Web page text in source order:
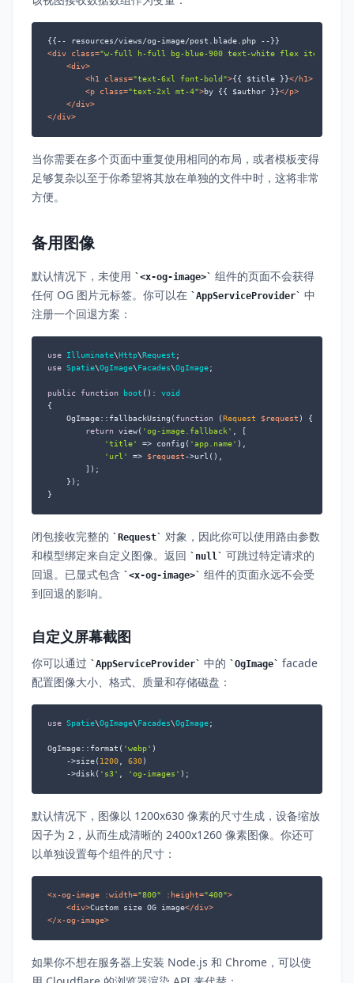
<div class="w-full h-full bg-blue-900 text-white flex items-
<div>
<h1 class="text-6xl font-bold">{{ $title }}</h1>
<p class="text-2xl mt-4">by {{ $author }}</p>
</div>
</div>
当你需要在多个页面中重复使用相同的布局，或者模板变得
足够复杂以至于你希望将其放在单独的文件中时，这将非常
方便。
备用图像
默认情况下，未使用 <x-og-image>
组件的页面不会获得
任何 OG 图片元标签。你可以在
AppServiceProvider
中
注册一个回退方案：
use Illuminate\Http\Request
use Spatie\OgImage\ Facades\OgImage;
public function boot ( ): void
{
    OgImage::fallbackUsing(
function ( Request $request )
{
return view( 'og-image.fallback' , [
'title'
=> config( 'app.name' ),
'url'
=> $request->url(),
        ]);
    });
}
闭包接收完整的 Request
对象，因此你可以使用路由参数
和模型绑定来自定义图像。返回
null
可跳过特定请求的
回退。已显式包含
<x-og-image>
组件的页面永远不会受
到回退的影响。
自定义屏幕截图
你可以通过 AppServiceProvider 中的 OgImage
facade
配置图像大小、格式、质量和存储磁盘：
use Spatie\OgImage\ Facades\OgImage;
OgImage::format( 'webp' )
    ->size(
1200, 630)
    ->disk(
's3' , 'og-images' );
默认情况下，图像以 1200x630 像素的尺寸生成，设备缩放
因子为 2，从而生成清晰的 2400x1260 像素图像。你还可
以单独设置每个组件的尺寸：
<x-og-image :width="800" :height="400">
<div>Custom size OG image</div>
</x-og-image>
如果你不想在服务器上安装 Node.js 和 Chrome，可以使